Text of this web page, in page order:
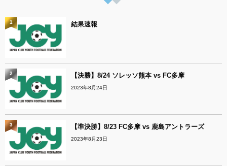
結果速報
1
【決勝】8/24 ソレッソ熊本 vs FC多摩
2023年8月24日
2
【準決勝】8/23 FC多摩 vs 鹿島アントラーズ
2023年8月23日
3